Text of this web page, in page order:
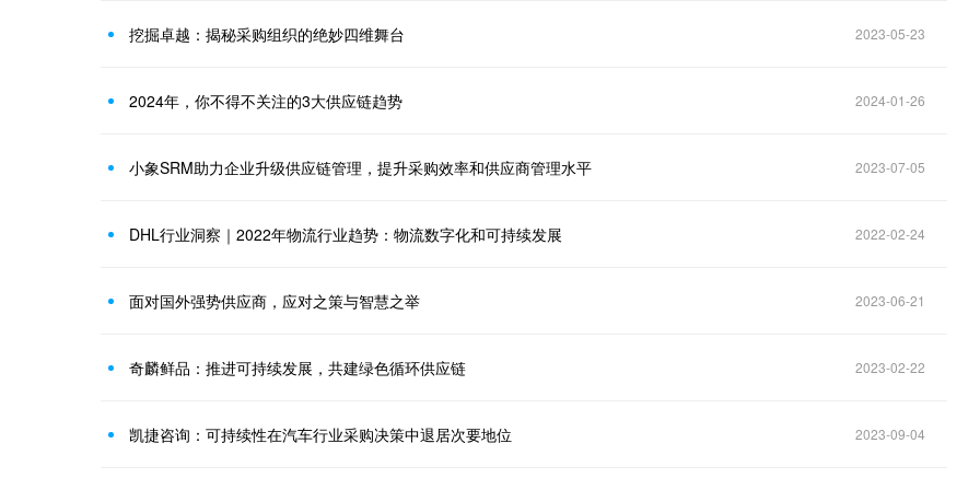
挖掘卓越：揭秘采购组织的绝妙四维舞台 2023-05-23
2024年，你不得不关注的3大供应链趋势 2024-01-26
小象SRM助力企业升级供应链管理，提升采购效率和供应商管理水平 2023-07-05
DHL行业洞察｜2022年物流行业趋势：物流数字化和可持续发展 2022-02-24
面对国外强势供应商，应对之策与智慧之举 2023-06-21
奇麟鲜品：推进可持续发展，共建绿色循环供应链 2023-02-22
凯捷咨询：可持续性在汽车行业采购决策中退居次要地位 2023-09-04